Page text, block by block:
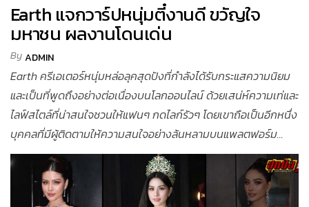
Earth แจกวาร์ปหนุ่มตี๋งานดี ขวัญใจ
มหาชน ผลงานโดนเด่น
ByADMIN
Earth ครีเอเตอร์หนุ่มหล่อลุคสุดปังที่กำลังได้รับกระแสความนิยม
และเป็นที่พูดถึงอย่างต่อเนื่องบนโลกออนไลน์ ด้วยเสน่ห์ความเท่และ
ไลฟ์สไตล์ที่น่าสนใจชวนให้แฟนๆ กดไลก์รัวๆ โดยเขาถือเป็นอีกหนึ่ง
บุคคลที่มีผู้ติดตามให้ความสนใจอย่างล้นหลามบนแพลตฟอร์ม...